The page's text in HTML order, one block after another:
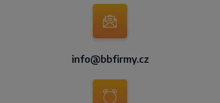
info@bbfirmy.cz